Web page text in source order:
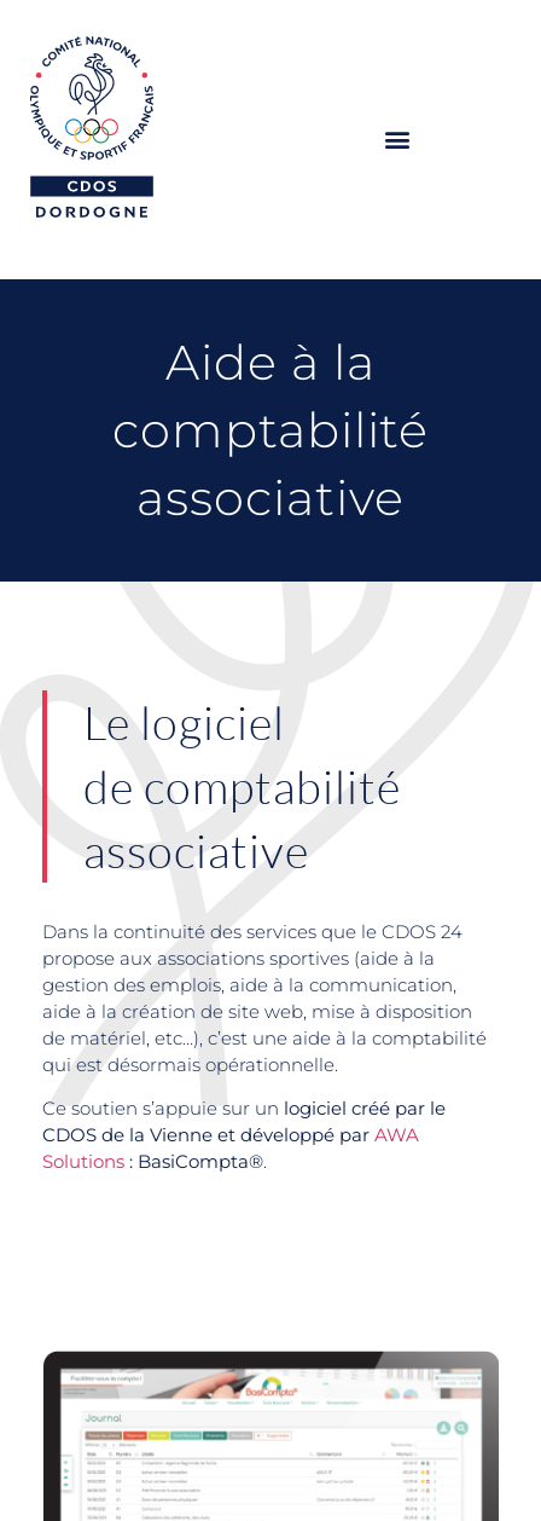
Aide à la
comptabilité
associative
Le logiciel
de comptabilité
associative
Dans la continuité des services que le CDOS 24
propose aux associations sportives (aide à la
gestion des emplois, aide à la communication,
aide à la création de site web, mise à disposition
de matériel, etc…), c’est une aide à la comptabilité
qui est désormais opérationnelle.
Ce soutien s’appuie sur un logiciel créé par le
CDOS de la Vienne et développé par AWA
Solutions : BasiCompta®.